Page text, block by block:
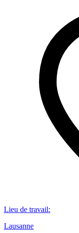
Lieu de travail:
Lausanne